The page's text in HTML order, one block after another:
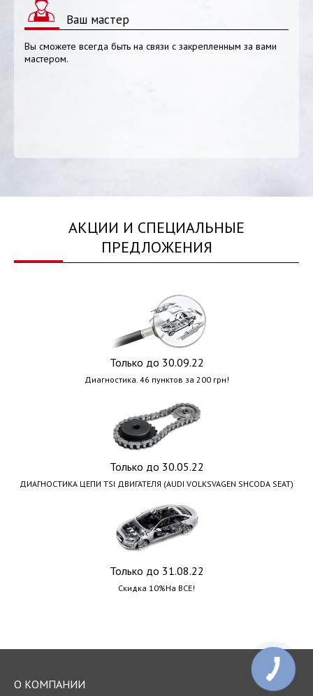
Ваш мастер
Вы сможете всегда быть на связи с закрепленным за вами
мастером.
АКЦИИ И СПЕЦИАЛЬНЫЕ
ПРЕДЛОЖЕНИЯ
Только до 30.09.22
Диагностика. 46 пунктов за 200 грн!
Только до 30.05.22
ДИАГНОСТИКА ЦЕПИ TSI ДВИГАТЕЛЯ (AUDI VOLKSVAGEN SHCODA SEAT)
Только до 31.08.22
Скидка 10%На ВСЕ!
О КОМПАНИИ